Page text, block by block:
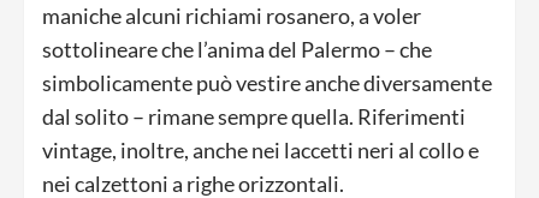
maniche alcuni richiami rosanero, a voler
sottolineare che l’anima del Palermo – che
simbolicamente può vestire anche diversamente
dal solito – rimane sempre quella. Riferimenti
vintage, inoltre, anche nei laccetti neri al collo e
nei calzettoni a righe orizzontali.